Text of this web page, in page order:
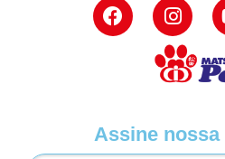
Assine